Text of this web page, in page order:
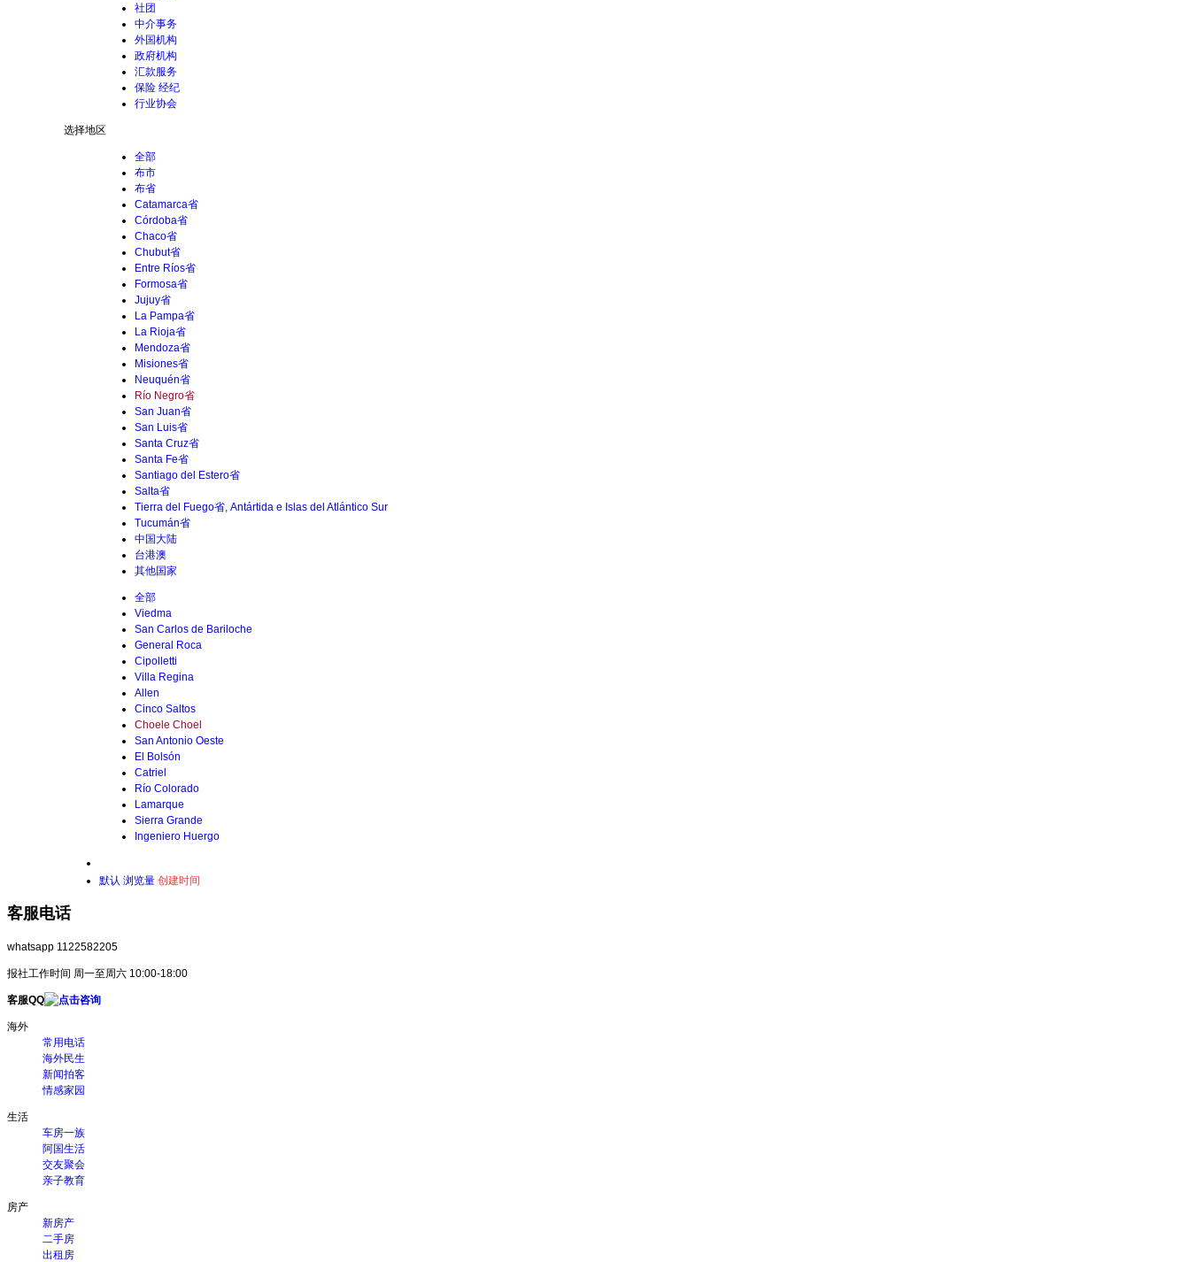
社团
中介事务
外国机构
政府机构
汇款服务
保险 经纪
行业协会
选择地区
全部
布市
布省
Catamarca省
Córdoba省
Chaco省
Chubut省
Entre Ríos省
Formosa省
Jujuy省
La Pampa省
La Rioja省
Mendoza省
Misiones省
Neuquén省
Río Negro省
San Juan省
San Luis省
Santa Cruz省
Santa Fe省
Santiago del Estero省
Salta省
Tierra del Fuego省, Antártida e Islas del Atlántico Sur
Tucumán省
中国大陆
台港澳
其他国家
全部
Viedma
San Carlos de Bariloche
General Roca
Cipolletti
Villa Regina
Allen
Cinco Saltos
Choele Choel
San Antonio Oeste
El Bolsón
Catriel
Río Colorado
Lamarque
Sierra Grande
Ingeniero Huergo
默认 浏览量 创建时间
客服电话
whatsapp 1122582205
报社工作时间 周一至周六 10:00-18:00
客服QQ
海外
常用电话
海外民生
新闻拍客
情感家园
生活
车房一族
阿国生活
交友聚会
亲子教育
房产
新房产
二手房
出租房